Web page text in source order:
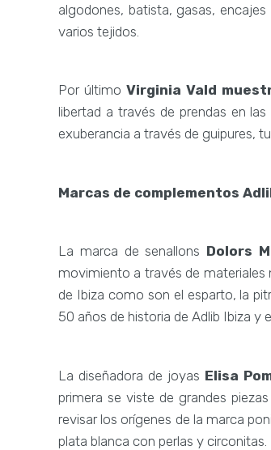
algodones, batista, gasas,
varios tejidos.
Por último Virginia Vald
libertad a través de prendas en
exuberancia a través de guipures,
Marcas de complementos
La marca de senallons Dolors
movimiento a través de materiales
de Ibiza como son el esparto, la
50 años de historia de Adlib Ibiza y
La diseñadora de joyas Elisa
primera se viste de grandes
revisar los orígenes de la marca
plata blanca con perlas y circonitas.